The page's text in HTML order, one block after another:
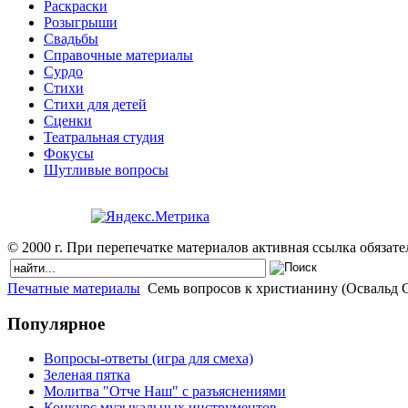
Раскраски
Розыгрыши
Свадьбы
Справочные материалы
Сурдо
Стихи
Стихи для детей
Сценки
Театральная студия
Фокусы
Шутливые вопросы
© 2000 г. При перепечатке материалов активная ссылка
Печатные материалы Семь вопросов к христианину (Освальд
Популярное
Вопросы-ответы (игра для смеха)
Зеленая пятка
Молитва "Отче Наш" с разъяснениями